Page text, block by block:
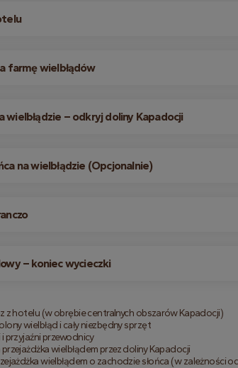
farmę wielbłądów
wielbłądzie – odkryj doliny Kapadocji
na wielbłądzie (Opcjonalnie)
– koniec wycieczki
z hotelu (w obrębie centralnych obszarów Kapadocji)
wielbłąd i cały niezbędny sprzęt
przyjaźni przewodnicy
wielbłądem przez doliny Kapadocji
wielbłądem o zachodzie słońca (w zależności